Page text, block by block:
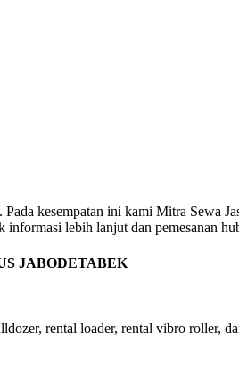
kesempatan ini kami Mitra Sewa
informasi lebih lanjut dan pemesanan
JABODETABEK
rental loader, rental vibro roller,